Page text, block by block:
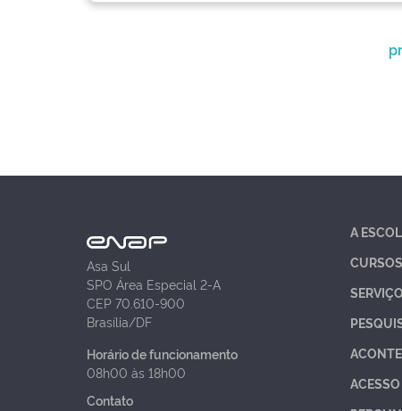
Asa Sul
SPO Área Especial 2-A
CEP 70.610-900
Brasília/DF
Horário de funcionamento
08h00 às 18h00
Contato
A
CURSOS